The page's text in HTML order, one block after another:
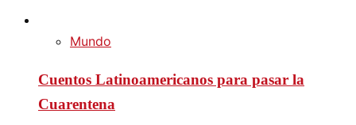
Mundo
Cuentos Latinoamericanos para pasar la
Cuarentena